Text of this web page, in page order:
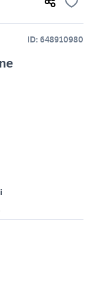
ID: 648910980